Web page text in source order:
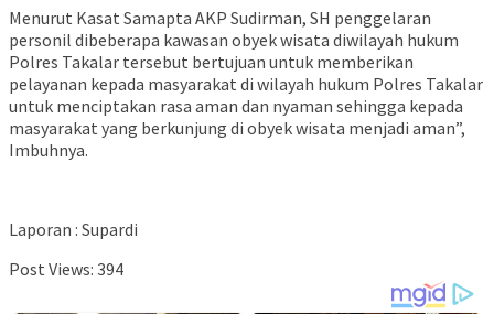
Menurut Kasat Samapta AKP Sudirman, SH penggelaran
personil dibeberapa kawasan obyek wisata diwilayah hukum
Polres Takalar tersebut bertujuan untuk memberikan
pelayanan kepada masyarakat di wilayah hukum Polres Takalar
untuk menciptakan rasa aman dan nyaman sehingga kepada
masyarakat yang berkunjung di obyek wisata menjadi aman”,
Imbuhnya.
Laporan : Supardi
Post Views: 394